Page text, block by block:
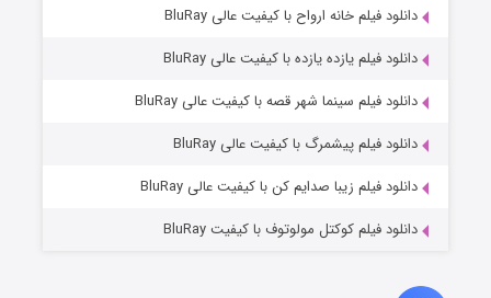
دانلود فیلم خانه ارواح با کیفیت عالی BluRay
دانلود فیلم یازده یازده با کیفیت عالی BluRay
دانلود فیلم سینما شهر قصه با کیفیت عالی BluRay
دانلود فیلم پیشمرگ با کیفیت عالی BluRay
دانلود فیلم زیبا صدایم کن با کیفیت عالی BluRay
دانلود فیلم کوکتل مولوتوف با کیفیت BluRay